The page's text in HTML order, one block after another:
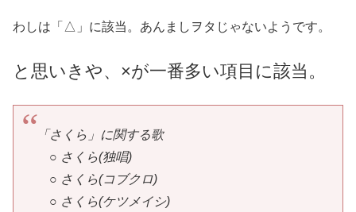
わしは「△」に該当。あんましヲタじゃないようです。
と思いきや、×が一番多い項目に該当。
「さくら」に関する歌
○ さくら(独唱)
○ さくら(コブクロ)
○ さくら(ケツメイシ)